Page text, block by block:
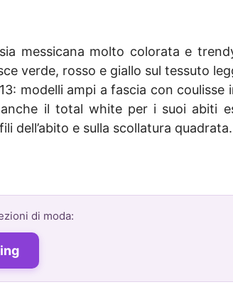
messicana molto colorata e
verde, rosso e giallo sul tessuto
modelli ampi a fascia con coulisse
il total white per i suoi abiti
dell’abito e sulla scollatura quadrata.
di moda: